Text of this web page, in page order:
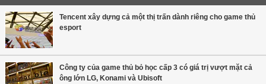
Tencent xây dựng cả một thị trấn dành riêng cho game thủ
esport
Công ty của game thủ bỏ học cấp 3 có giá trị vượt mặt cả
ông lớn LG, Konami và Ubisoft